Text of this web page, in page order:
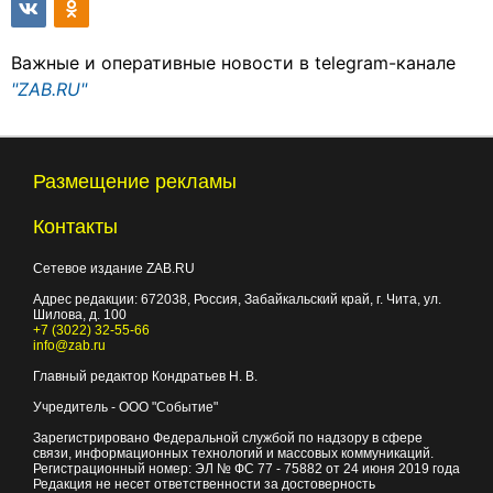
Важные и оперативные новости в telegram-канале
"ZAB.RU"
Размещение рекламы
Контакты
Сетевое издание ZAB.RU
Адрес редакции: 672038, Россия, Забайкальский край, г. Чита, ул.
Шилова, д. 100
+7 (3022) 32-55-66
info@zab.ru
Главный редактор Кондратьев Н. В.
Учредитель - ООО "Событие"
Зарегистрировано Федеральной службой по надзору в сфере
связи, информационных технологий и массовых коммуникаций.
Регистрационный номер: ЭЛ № ФС 77 - 75882 от 24 июня 2019 года
Редакция не несет ответственности за достоверность